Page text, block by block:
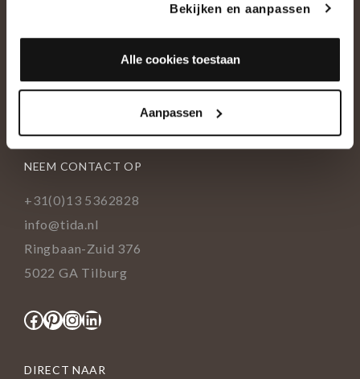
Bekijken en aanpassen
Alle cookies toestaan
Aanpassen
OVER ONS
Ons team
NEEM CONTACT OP
+31(0)13 5362828
info@tida.nl
Ringbaan-Zuid 376
5022 GA Tilburg
Facebook
Pinterest
Instagram
LinkedIn
DIRECT NAAR